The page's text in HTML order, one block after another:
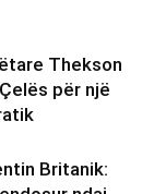
Thekson
për një
Britanik: